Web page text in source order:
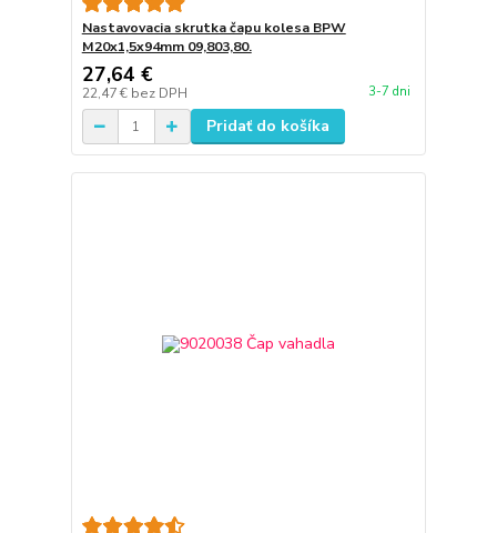
Nastavovacia skrutka čapu kolesa BPW
M20x1,5x94mm 09,803,80.
27,64 €
22,47 € bez DPH 3-7 dni
Pridať do košíka